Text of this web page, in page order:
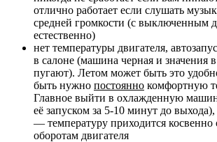
отлично работает если слушать
средней громкости (с выключенным
естественно)
нет температуры двигателя,
в салоне (машина черная и значения
пугают). Летом может быть это
быть нужно постоянно комфортную
Главное выйти в охлажденную
её запуском за 5-10 минут до
— температуру приходится косвенно
оборотам двигателя